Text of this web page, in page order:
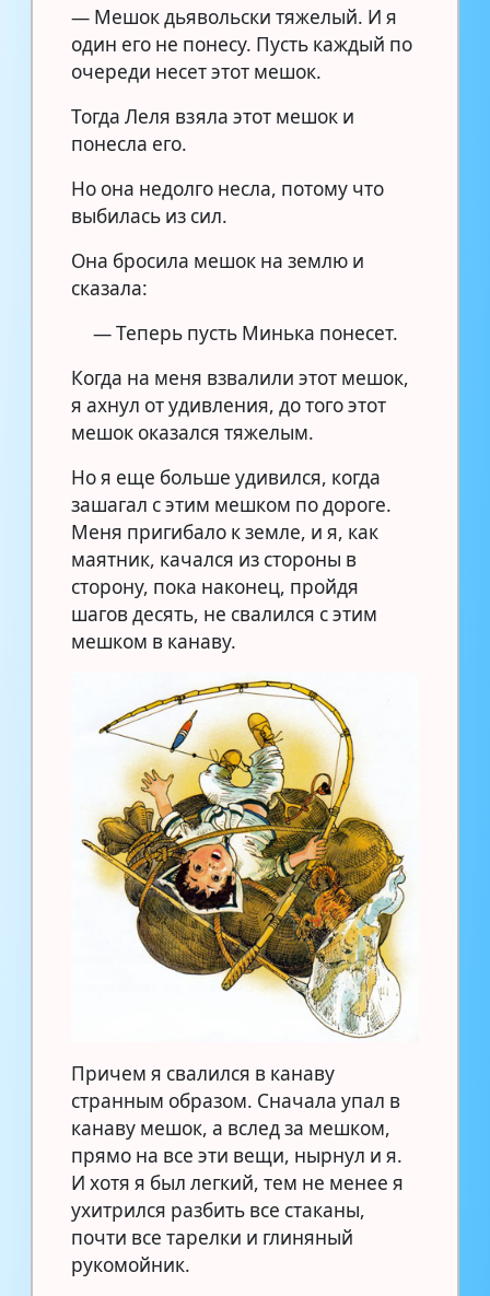
— Мешок дьявольски тяжелый. И я
один его не понесу. Пусть каждый по
очереди несет этот мешок.
Тогда Леля взяла этот мешок и
понесла его.
Но она недолго несла, потому что
выбилась из сил.
Она бросила мешок на землю и
сказала:
— Теперь пусть Минька понесет.
Когда на меня взвалили этот мешок,
я ахнул от удивления, до того этот
мешок оказался тяжелым.
Но я еще больше удивился, когда
зашагал с этим мешком по дороге.
Меня пригибало к земле, и я, как
маятник, качался из стороны в
сторону, пока наконец, пройдя
шагов десять, не свалился с этим
мешком в канаву.
Причем я свалился в канаву
странным образом. Сначала упал в
канаву мешок, а вслед за мешком,
прямо на все эти вещи, нырнул и я.
И хотя я был легкий, тем не менее я
ухитрился разбить все стаканы,
почти все тарелки и глиняный
рукомойник.